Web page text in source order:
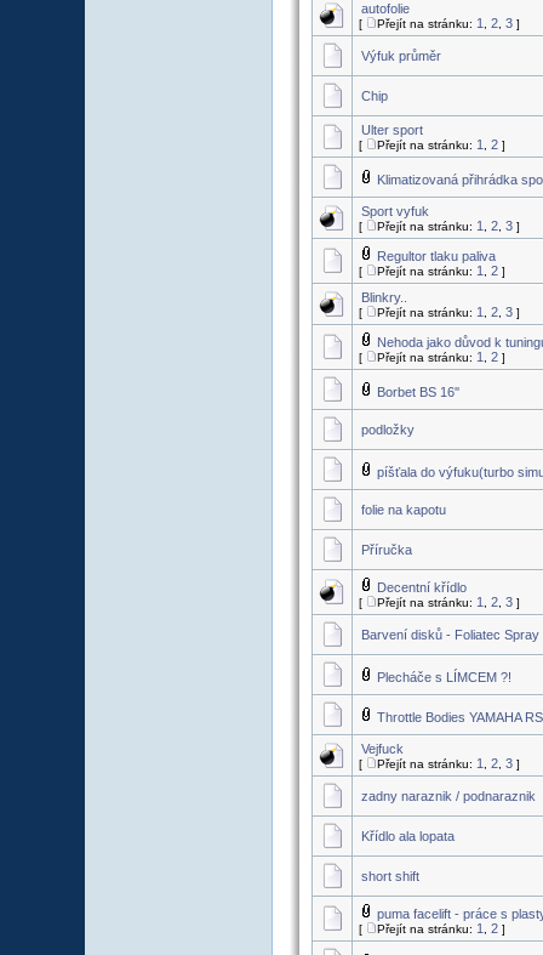
autofolie
[ Přejít na stránku: 1 2 3 ]
Výfuk průměr
Chip
Ulter sport
[ Přejít na stránku: 1 2 ]
Klimatizovaná přihrádka
Sport vyfuk
[ Přejít na stránku: 1 2 3 ]
Regultor tlaku paliva
[ Přejít na stránku: 1 2 ]
Blinkry..
[ Přejít na stránku: 1 2 3 ]
Nehoda jako důvod k
[ Přejít na stránku: 1 2 ]
Borbet BS 16''
podložky
píšťala do výfuku(turbo
folie na kapotu
Příručka
Decentní křídlo
[ Přejít na stránku: 1 2 3 ]
Barvení disků - Foliatec Spray
Plecháče s LÍMCEM ?!
Throttle Bodies YAMAHA
Vejfuck
[ Přejít na stránku: 1 2 3 ]
zadny naraznik / podnaraznik
Křídlo ala lopata
short shift
puma facelift - práce s
[ Přejít na stránku: 1 2 ]